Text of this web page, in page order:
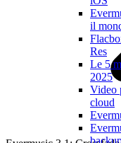
il
Res
Le 5
2025
Video
cloud